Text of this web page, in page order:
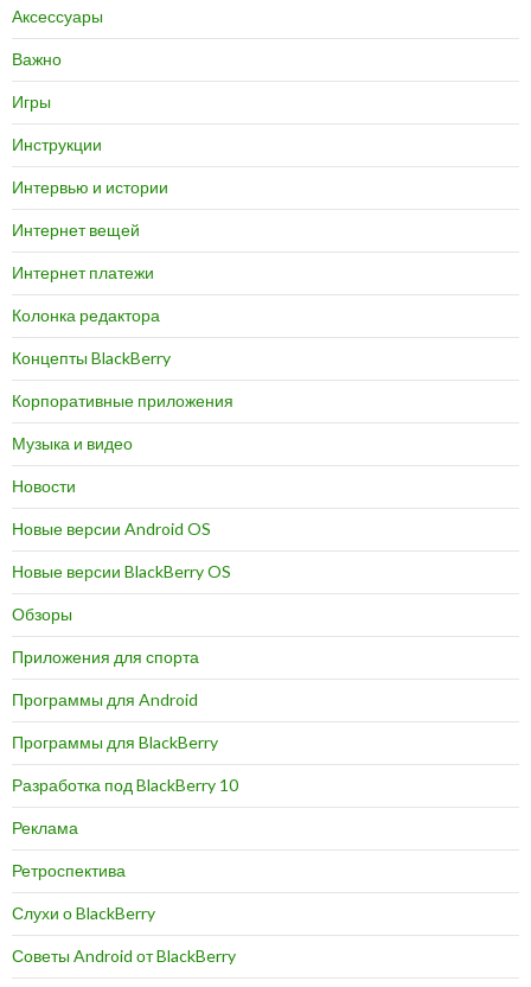
Аксессуары
Важно
Игры
Инструкции
Интервью и истории
Интернет вещей
Интернет платежи
Колонка редактора
Концепты BlackBerry
Корпоративные приложения
Музыка и видео
Новости
Новые версии Android OS
Новые версии BlackBerry OS
Обзоры
Приложения для спорта
Программы для Android
Программы для BlackBerry
Разработка под BlackBerry 10
Реклама
Ретроспектива
Слухи о BlackBerry
Советы Android от BlackBerry